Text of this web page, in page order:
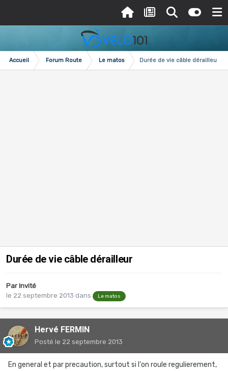
Accueil Forum Route Le matos Durée de vie câble dérailleur
Durée de vie câble dérailleur
Par Invité
le 22 septembre 2013 dans Le matos
Hervé FERMIN
Posté le 22 septembre 2013
En general et par precaution, surtout si l'on roule regulierement,